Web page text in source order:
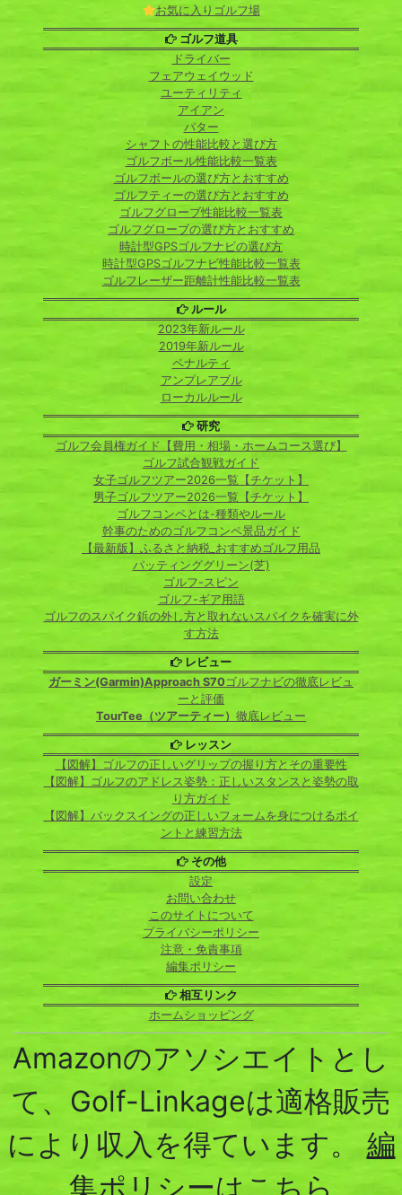
お気に入りゴルフ場
ゴルフ道具
ドライバー
フェアウェイウッド
ユーティリティ
アイアン
パター
シャフトの性能比較と選び方
ゴルフボール性能比較一覧表
ゴルフボールの選び方とおすすめ
ゴルフティーの選び方とおすすめ
ゴルフグローブ性能比較一覧表
ゴルフグローブの選び方とおすすめ
時計型GPSゴルフナビの選び方
時計型GPSゴルフナビ性能比較一覧表
ゴルフレーザー距離計性能比較一覧表
ルール
2023年新ルール
2019年新ルール
ペナルティ
アンプレアブル
ローカルルール
研究
ゴルフ会員権ガイド【費用・相場・ホームコース選び】
ゴルフ試合観戦ガイド
女子ゴルフツアー2026一覧【チケット】
男子ゴルフツアー2026一覧【チケット】
ゴルフコンペとは-種類やルール
幹事のためのゴルフコンペ景品ガイド
【最新版】ふるさと納税_おすすめゴルフ用品
パッティンググリーン(芝)
ゴルフ-スピン
ゴルフ-ギア用語
ゴルフのスパイク鋲の外し方と取れないスパイクを確実に外
す方法
レビュー
ガーミン(Garmin)Approach S70ゴルフナビの徹底レビュ
ーと評価
TourTee（ツアーティー） 徹底レビュー
レッスン
【図解】ゴルフの正しいグリップの握り方とその重要性
【図解】ゴルフのアドレス姿勢：正しいスタンスと姿勢の取
り方ガイド
【図解】バックスイングの正しいフォームを身につけるポイ
ントと練習方法
その他
設定
お問い合わせ
このサイトについて
プライバシーポリシー
注意・免責事項
編集ポリシー
相互リンク
ホームショッピング
Amazonのアソシエイトとし
て、Golf-Linkageは適格販売
により収入を得ています。 編
集ポリシーはこちら